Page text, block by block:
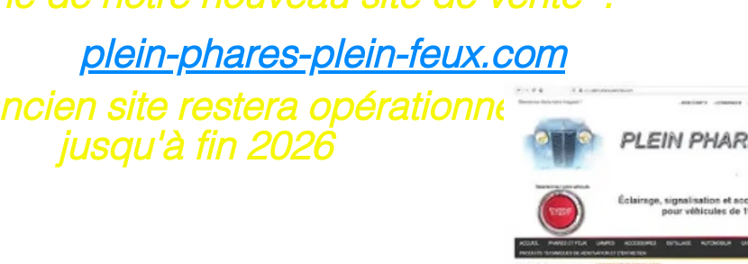
plein-phares-plein-feux.com
site restera opérationnel
fin 2026